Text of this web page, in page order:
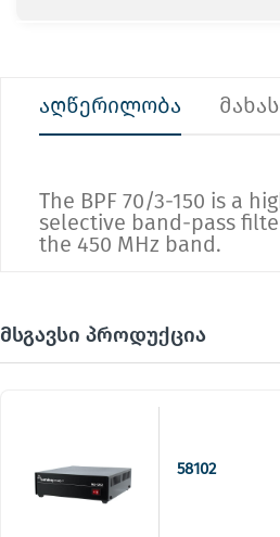
აღწერილობა
The BPF 70/3-150 is a
selective band-pass
the 450 MHz band.
მსგავსი პროდუქცია
58102